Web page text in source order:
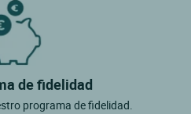
de fidelidad
programa de fidelidad.